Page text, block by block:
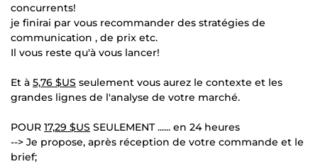
concurrents!
je finirai par vous recommander des stratégies de
communication , de prix etc.
Il vous reste qu'à vous lancer!
Et à 5,76 $US seulement vous aurez le contexte et les
grandes lignes de l'analyse de votre marché.
POUR 17,29 $US SEULEMENT ...... en 24 heures
--> Je propose, après réception de votre commande et le
brief;